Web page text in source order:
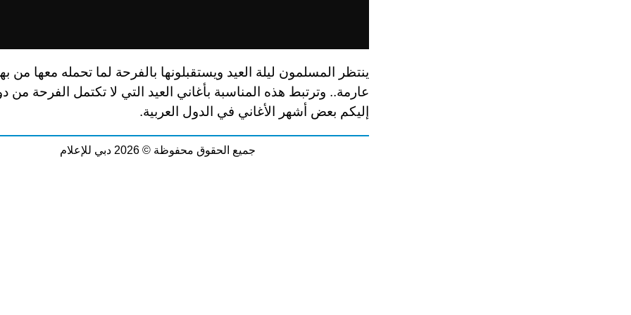
ينتظر المسلمون ليلة العيد ويستقبلونها بالفرحة لما تحمله معها من
عارمة.. وترتبط هذه المناسبة بأغاني العيد التي لا تكتمل الفرحة من
إليكم بعض أشهر الأغاني في الدول العربية.
جميع الحقوق محفوظة © 2026 دبي للإعلام